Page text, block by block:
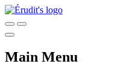
Main Menu